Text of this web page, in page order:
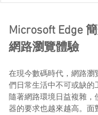
Microsoft Edge
網路瀏覽體驗
在現今數碼時代，網路瀏
們日常生活中不可或缺的
隨著網路環境日益複雜，
器的要求也越來越高。面